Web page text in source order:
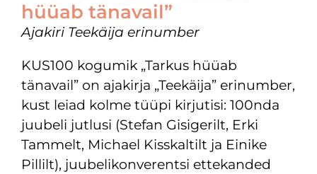
hüüab tänavail”
Ajakiri Teekäija erinumber
KUS100 kogumik „Tarkus hüüab
tänavail” on ajakirja „Teekäija” erinumber,
kust leiad kolme tüüpi kirjutisi: 100nda
juubeli jutlusi (Stefan Gisigerilt, Erki
Tammelt, Michael Kisskaltilt ja Einike
Pillilt), juubelikonverentsi ettekanded